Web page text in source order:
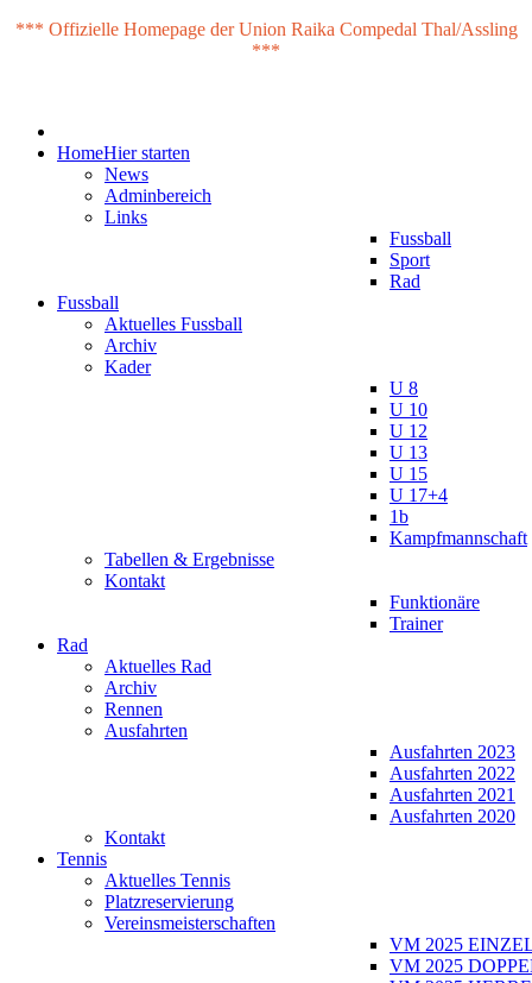
*** Offizielle Homepage der Union Raika Compedal Thal/Assling
***
HomeHier starten
News
Adminbereich
Links
Fussball
Sport
Rad
Fussball
Aktuelles Fussball
Archiv
Kader
U 8
U 10
U 12
U 13
U 15
U 17+4
1b
Kampfmannschaft
Tabellen & Ergebnisse
Kontakt
Funktionäre
Trainer
Rad
Aktuelles Rad
Archiv
Rennen
Ausfahrten
Ausfahrten 2023
Ausfahrten 2022
Ausfahrten 2021
Ausfahrten 2020
Kontakt
Tennis
Aktuelles Tennis
Platzreservierung
Vereinsmeisterschaften
VM 2025
VM 2025